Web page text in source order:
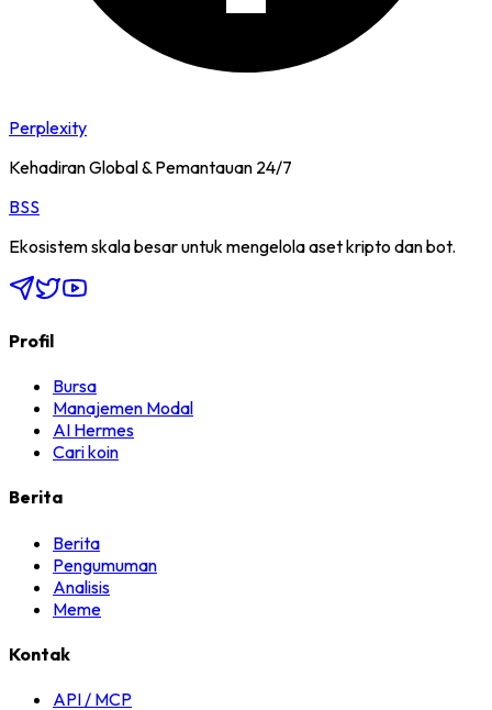
Perplexity
Kehadiran Global & Pemantauan 24/7
BSS
Ekosistem skala besar untuk mengelola aset kripto dan bot.
Profil
Bursa
Manajemen Modal
AI Hermes
Cari koin
Berita
Berita
Pengumuman
Analisis
Meme
Kontak
API / MCP